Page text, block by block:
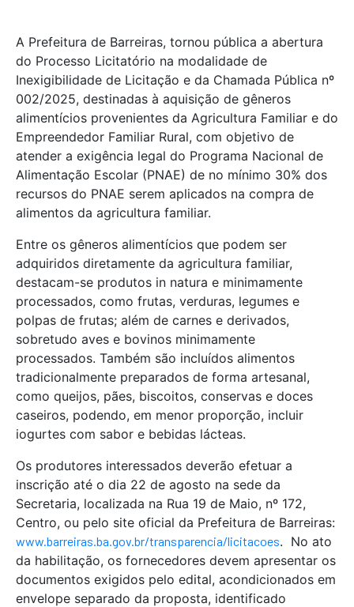
A Prefeitura de Barreiras, tornou pública a abertura
do Processo Licitatório na modalidade de
Inexigibilidade de Licitação e da Chamada Pública nº
002/2025, destinadas à aquisição de gêneros
alimentícios provenientes da Agricultura Familiar e do
Empreendedor Familiar Rural, com objetivo de
atender a exigência legal do Programa Nacional de
Alimentação Escolar (PNAE) de no mínimo 30% dos
recursos do PNAE serem aplicados na compra de
alimentos da agricultura familiar.
Entre os gêneros alimentícios que podem ser
adquiridos diretamente da agricultura familiar,
destacam-se produtos in natura e minimamente
processados, como frutas, verduras, legumes e
polpas de frutas; além de carnes e derivados,
sobretudo aves e bovinos minimamente
processados. Também são incluídos alimentos
tradicionalmente preparados de forma artesanal,
como queijos, pães, biscoitos, conservas e doces
caseiros, podendo, em menor proporção, incluir
iogurtes com sabor e bebidas lácteas.
Os produtores interessados deverão efetuar a
inscrição até o dia 22 de agosto na sede da
Secretaria, localizada na Rua 19 de Maio, nº 172,
Centro, ou pelo site oficial da Prefeitura de Barreiras:
www.barreiras.ba.gov.br/transparencia/licitacoes. No ato
da habilitação, os fornecedores devem apresentar os
documentos exigidos pelo edital, acondicionados em
envelope separado da proposta, identificado